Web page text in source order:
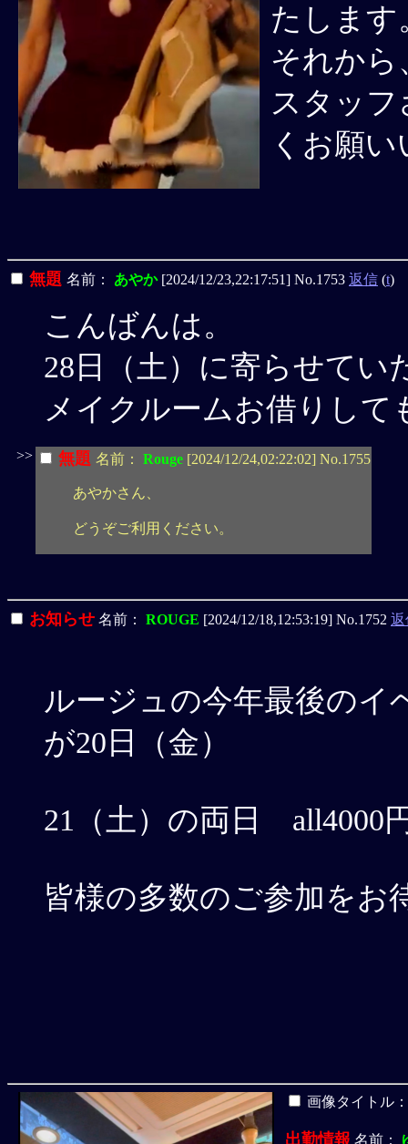
たします
それから
スタッ
くお願
無題 名前： あやか [2024/12/23,22:17:51] No.1753 返信 (t)
こんばんは。
28日（土）に寄らせてい
メイクルームお借りし
>> 無題 名前： Rouge [2024/12/24,02:22:02] No.1755
あやかさん、
どうぞご利用ください。
お知らせ 名前： ROUGE [2024/12/18,12:53:19] No.1752 返
ルージュの今年最後のイ
が20日（金）
21（土）の両日 all4000
皆様の多数のご参加をお
画像タイトル：
出勤情報 名前：